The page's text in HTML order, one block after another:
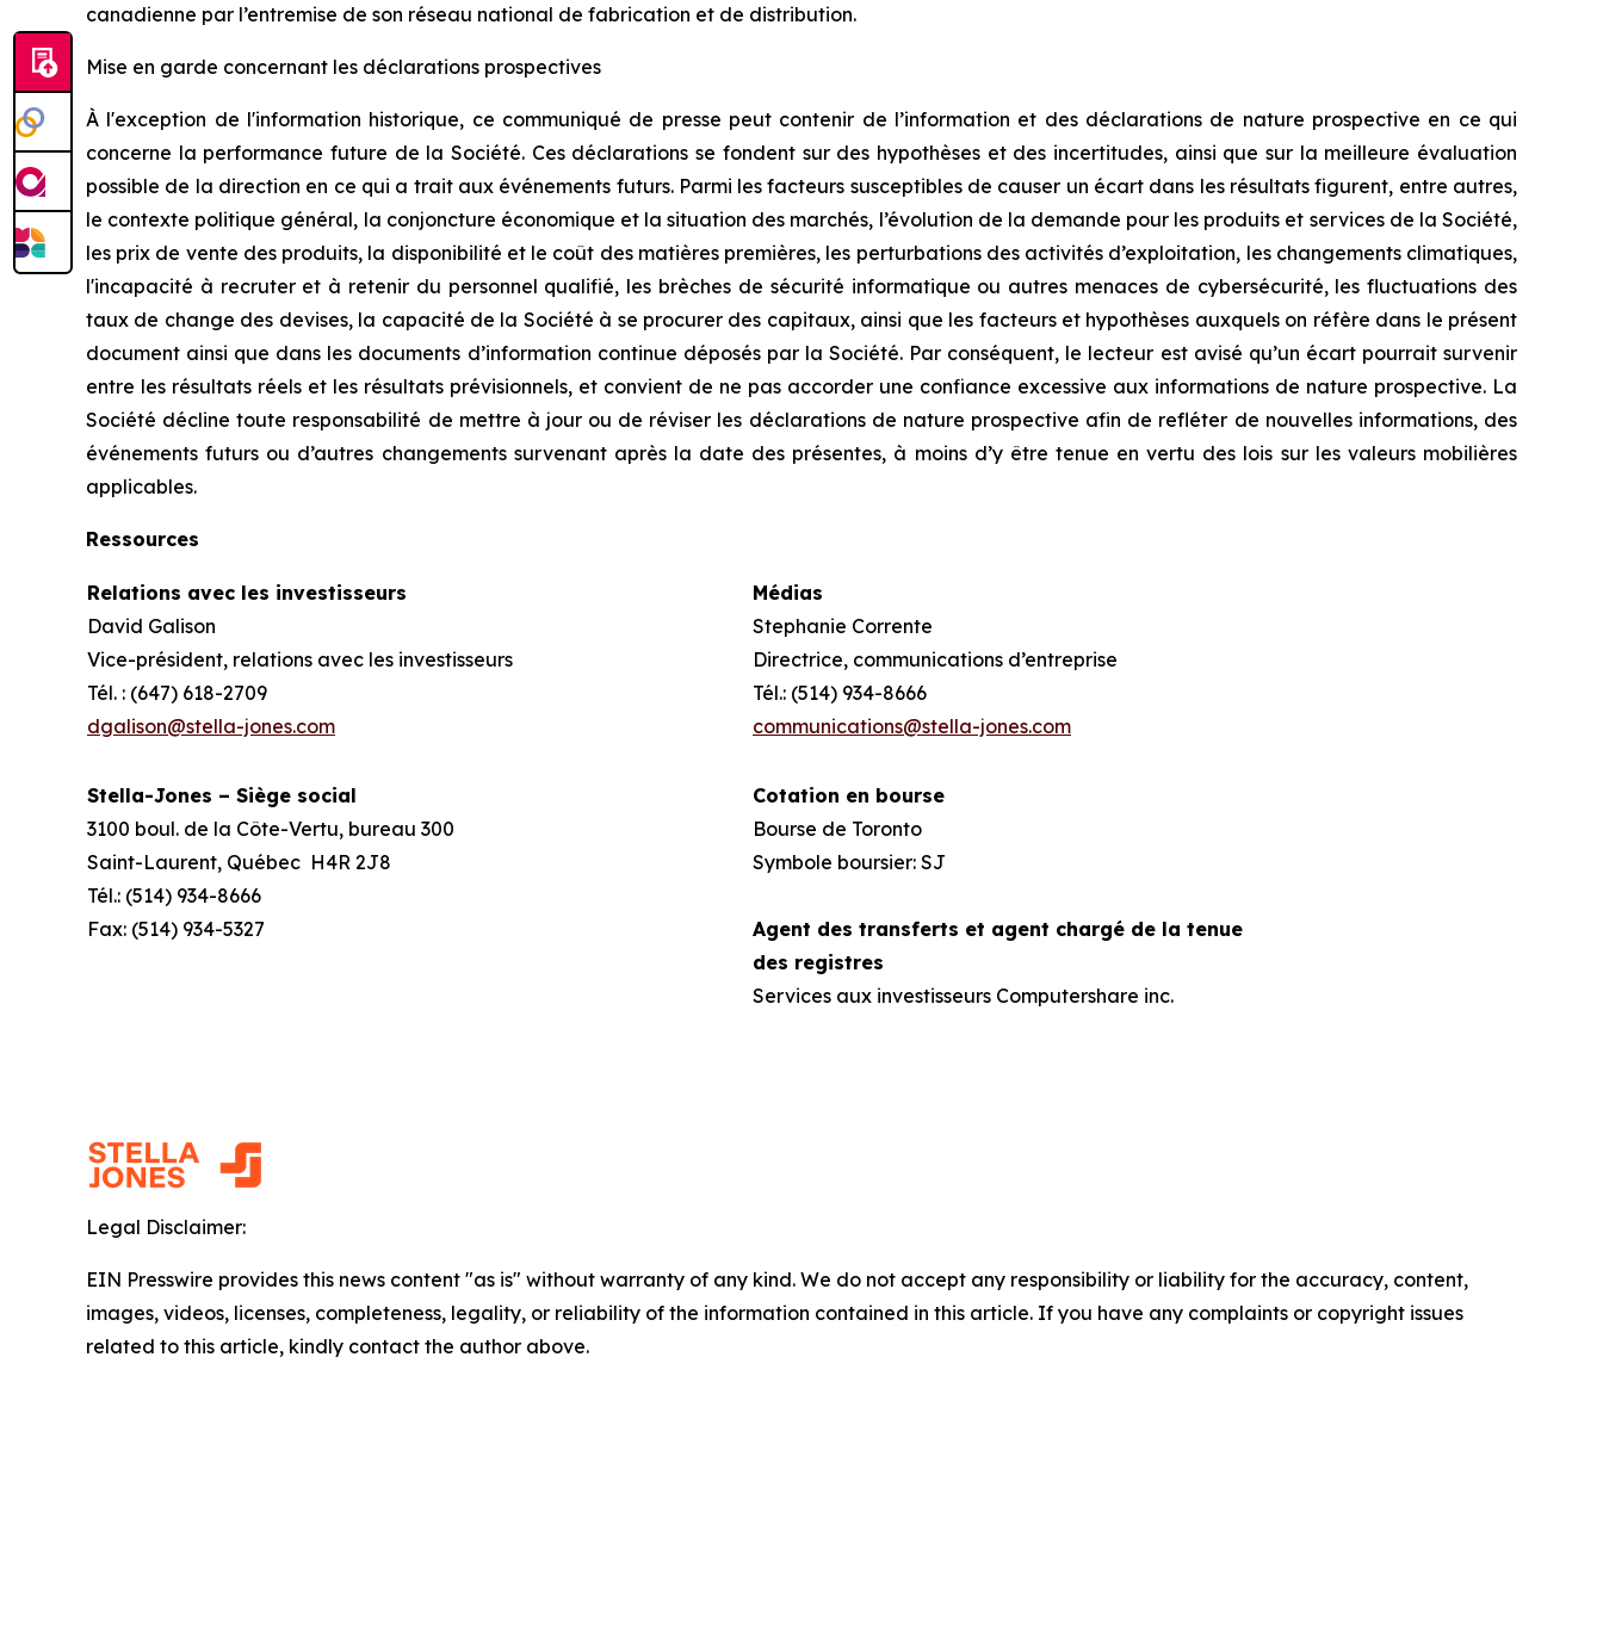
canadienne par l’entremise de son réseau national de fabrication et de distribution.
Mise en garde concernant les déclarations prospectives
À l'exception de l'information historique, ce communiqué de presse peut contenir de l’information et des déclarations de nature prospective en ce qui
concerne la performance future de la Société. Ces déclarations se fondent sur des hypothèses et des incertitudes, ainsi que sur la meilleure évaluation
possible de la direction en ce qui a trait aux événements futurs. Parmi les facteurs susceptibles de causer un écart dans les résultats figurent, entre autres,
le contexte politique général, la conjoncture économique et la situation des marchés, l’évolution de la demande pour les produits et services de la Société,
les prix de vente des produits, la disponibilité et le coût des matières premières, les perturbations des activités d’exploitation, les changements climatiques,
l'incapacité à recruter et à retenir du personnel qualifié, les brèches de sécurité informatique ou autres menaces de cybersécurité, les fluctuations des
taux de change des devises, la capacité de la Société à se procurer des capitaux, ainsi que les facteurs et hypothèses auxquels on réfère dans le présent
document ainsi que dans les documents d’information continue déposés par la Société. Par conséquent, le lecteur est avisé qu’un écart pourrait survenir
entre les résultats réels et les résultats prévisionnels, et convient de ne pas accorder une confiance excessive aux informations de nature prospective. La
Société décline toute responsabilité de mettre à jour ou de réviser les déclarations de nature prospective afin de refléter de nouvelles informations, des
événements futurs ou d’autres changements survenant après la date des présentes, à moins d’y être tenue en vertu des lois sur les valeurs mobilières
applicables.
Ressources
Relations avec les investisseurs
David Galison
Vice-président, relations avec les investisseurs
Tél. : (647) 618-2709
dgalison@stella-jones.com
Médias
Stephanie Corrente
Directrice, communications d’entreprise
Tél.: (514) 934-8666
communications@stella-jones.com
Stella-Jones – Siège social
3100 boul. de la Côte-Vertu, bureau 300
Saint-Laurent, Québec H4R 2J8
Tél.: (514) 934-8666
Fax: (514) 934-5327
Cotation en bourse
Bourse de Toronto
Symbole boursier: SJ
Agent des transferts et agent chargé de la tenue
des registres
Services aux investisseurs Computershare inc.
Legal Disclaimer:
EIN Presswire provides this news content "as is" without warranty of any kind. We do not accept any responsibility or liability for the accuracy, content,
images, videos, licenses, completeness, legality, or reliability of the information contained in this article. If you have any complaints or copyright issues
related to this article, kindly contact the author above.